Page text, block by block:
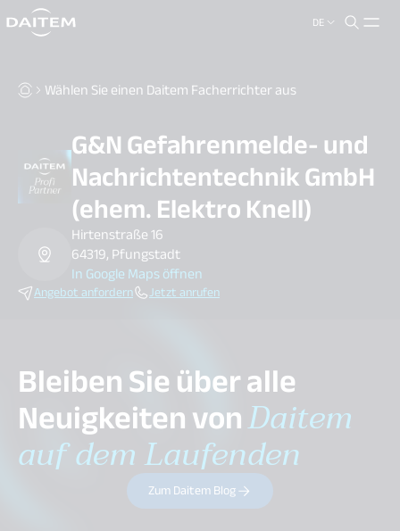
DE
search.label
Wählen Sie einen Daitem Facherrichter aus
G&N Gefahrenmelde- und
Nachrichtentechnik GmbH
(ehem. Elektro Knell)
Hirtenstraße 16
64319, Pfungstadt
In Google Maps öffnen
Angebot anfordern Jetzt anrufen
Bleiben Sie über alle
Neuigkeiten vonDaitem
auf dem Laufenden
Zum Daitem Blog